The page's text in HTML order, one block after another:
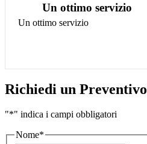
Un ottimo servizio
Un ottimo servizio
Richiedi un Preventivo
"*" indica i campi obbligatori
Nome*